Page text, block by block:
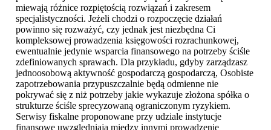
miewają różnice rozpiętością rozwiązań i zakresem
specjalistyczności. Jeżeli chodzi o rozpoczęcie działań
powinno się rozważyć, czy jednak jest niezbędna Ci
kompleksowej prowadzenia księgowości rozrachunkowej,
ewentualnie jedynie wsparcia finansowego na potrzeby ściśle
zdefiniowanych sprawach. Dla przykładu, gdyby zarządzasz
jednoosobową aktywność gospodarczą gospodarczą, Osobiste
zapotrzebowania przypuszczalnie będą odmienne nie
pokrywać się z niż potrzeby jakie wykazuje złożona spółka o
strukturze ściśle sprecyzowaną ograniczonym ryzykiem.
Serwisy fiskalne proponowane przy udziale instytucje
finansowe uwzględniają między innymi prowadzenie